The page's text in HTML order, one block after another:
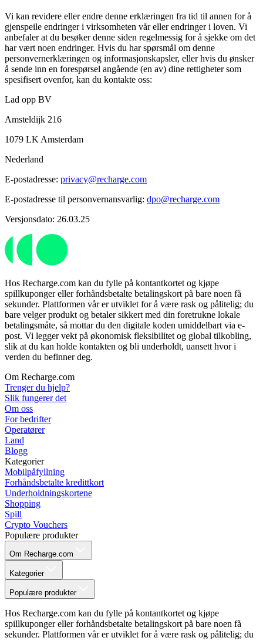
Vi kan revidere eller endre denne erklæringen fra tid til annen for å
gjenspeile endringer i virksomheten vår eller endringer i loven. Vi
anbefaler at du besøker denne siden regelmessig for å sjekke om det
har vært noen endringer. Hvis du har spørsmål om denne
personvernerklæringen og informasjonskapsler, eller hvis du ønsker
å sende inn en forespørsel angående (en av) dine rettigheter som
spesifisert ovenfor, kan du kontakte oss:
Lad opp BV
Amsteldijk 216
1079 LK Amsterdam
Nederland
E-postadresse: privacy@recharge.com
E-postadresse til personvernansvarlig: dpo@recharge.com
Versjonsdato: 26.03.25
Hos Recharge.com kan du fylle på kontantkortet og kjøpe
spillkuponger eller forhåndsbetalte betalingskort på bare noen få
sekunder. Plattformen vår er utviklet for å være rask og pålitelig; du
bare velger produkt og betaler sikkert med din foretrukne lokale
betalingsmåte, så mottar du den digitale koden umiddelbart via e-
post. Vi legger vekt på økonomisk fleksibilitet og global tilkobling,
slik at du kan holde kontakten og bli underholdt, uansett hvor i
verden du befinner deg.
Om Recharge.com
Trenger du hjelp?
Slik fungerer det
Om oss
For bedrifter
Operatører
Land
Blogg
Kategorier
Mobilpåfyllning
Forhåndsbetalte kredittkort
Underholdningskortene
Shopping
Spill
Crypto Vouchers
Populære produkter
Om Recharge.com
Kategorier
Populære produkter
Hos Recharge.com kan du fylle på kontantkortet og kjøpe
spillkuponger eller forhåndsbetalte betalingskort på bare noen få
sekunder. Plattformen vår er utviklet for å være rask og pålitelig; du